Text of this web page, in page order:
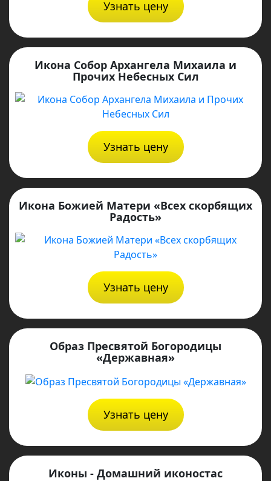
Узнать цену
Икона Собор Архангела Михаила и
Прочих Небесных Сил
Узнать цену
Икона Божией Матери «Всех скорбящих
Радость»
Узнать цену
Образ Пресвятой Богородицы
«Державная»
Узнать цену
Иконы - Домашний иконостас